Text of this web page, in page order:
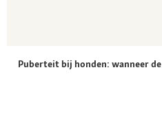
Puberteit bij honden: wanneer